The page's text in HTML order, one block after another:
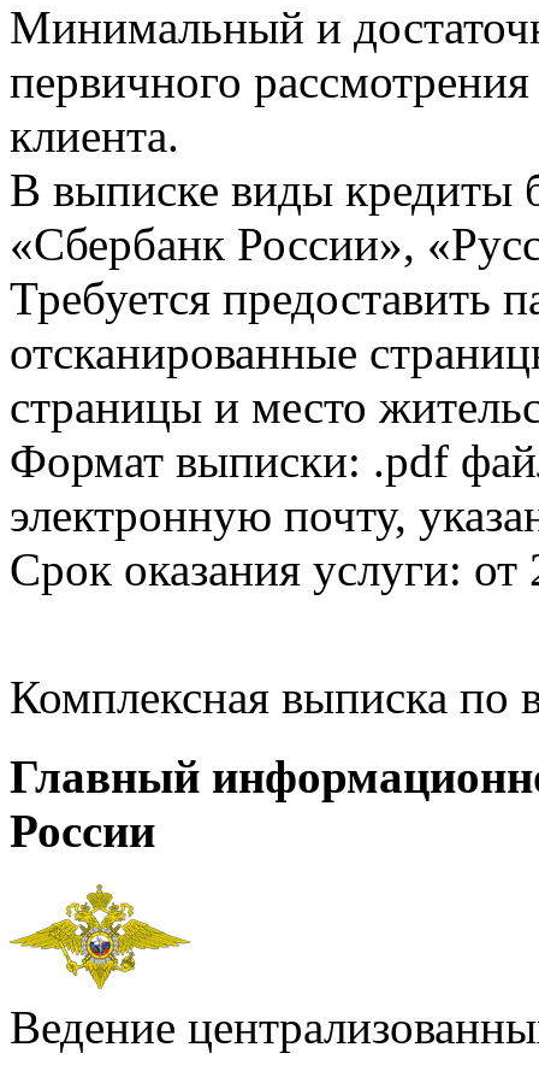
Минимальный и
первичного
клиента.
В выписке виды кредиты
«Сбербанк России»,
Требуется предоставить
отсканированные
страницы и место
Формат выписки: .pdf
электронную почту,
Срок оказания услуги: от
Комплексная выписка
Главный
России
Ведение